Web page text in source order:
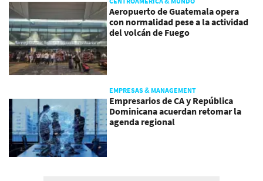
Aeropuerto de Guatemala opera
con normalidad pese a la actividad
del volcán de Fuego
EMPRESAS & MANAGEMENT
Empresarios de CA y República
Dominicana acuerdan retomar la
agenda regional